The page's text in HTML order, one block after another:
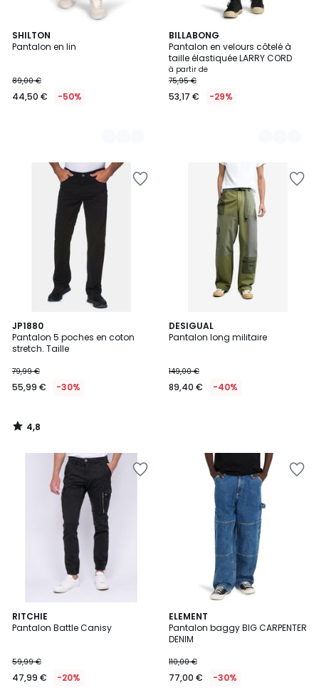
SHILTON
Pantalon en lin
89,00 €
44,50 € -50%
2
Couleurs
BILLABONG
Pantalon en velours côtelé à
taille élastiquée LARRY CORD
à partir de
75,95 €
53,17 € -29%
5
Couleurs
JP1880
Pantalon 5 poches en coton
stretch. Taille
79,99 €
55,99 € -30%
4,8
/ 5
4,8
/
DESIGUAL
Pantalon long militaire
149,00 €
89,40 € -40%
RITCHIE
Pantalon Battle Canisy
59,99 €
47,99 € -20%
4
/
3
Couleurs
ELEMENT
Pantalon baggy BIG CARPENTER
DENIM
110,00 €
77,00 € -30%
5
/
5